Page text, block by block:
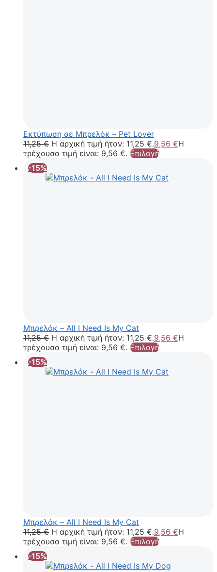
Εκτύπωση σε Μπρελόκ – Pet Lover
11,25€ Η αρχική τιμή ήταν: 11,25 €.9,56 €Η
τρέχουσα τιμή είναι: 9,56 €. Επιλογή
-15%
Μπρελόκ – All I Need Is My Cat
11,25€ Η αρχική τιμή ήταν: 11,25 €.9,56 €Η
τρέχουσα τιμή είναι: 9,56 €. Επιλογή
-15%
Μπρελόκ – All I Need Is My Cat
11,25€ Η αρχική τιμή ήταν: 11,25 €.9,56 €Η
τρέχουσα τιμή είναι: 9,56 €. Επιλογή
-15%